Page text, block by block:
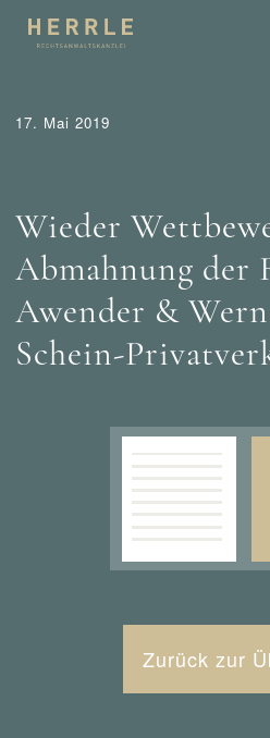
17. Mai 2019
Wieder
Abmahnung der
Awender &
Schein-
Zurück zur